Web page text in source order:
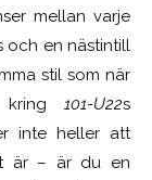
mellan varje
en nästintill
stil som när
kring 101-U22s
inte heller att
är – är du en